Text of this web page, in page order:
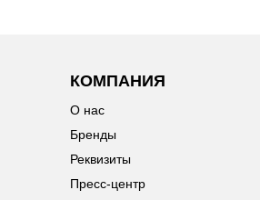
КОМПАНИЯ
О нас
Бренды
Реквизиты
Пресс-центр